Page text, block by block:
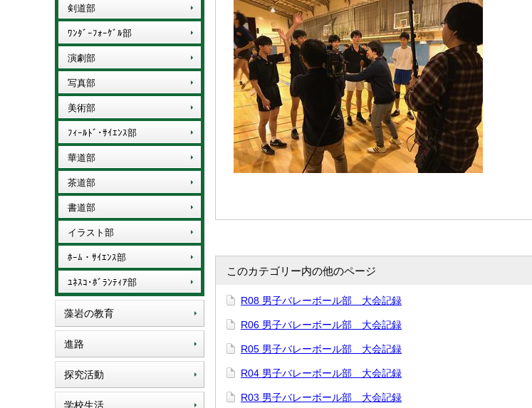
剣道部
ﾜﾝﾀﾞｰﾌｫｰｹﾞﾙ部
演劇部
写真部
美術部
ﾌｨｰﾙﾄﾞ･ｻｲｴﾝｽ部
華道部
茶道部
書道部
イラスト部
ﾎｰﾑ・ｻｲｴﾝｽ部
ﾕﾈｽｺ･ﾎﾞﾗﾝﾃｨｱ部
藻岩の教育
進路
探究活動
学校生活
このカテゴリー内の他のページ
R08 男子バレーボール部 大会記録
R06 男子バレーボール部 大会記録
R05 男子バレーボール部 大会記録
R04 男子バレーボール部 大会記録
R03 男子バレーボール部 大会記録